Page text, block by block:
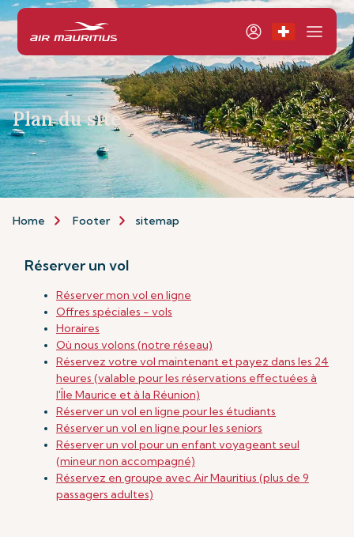
Plan du site
Home Footer sitemap
Réserver un vol
Réserver mon vol en ligne
Offres spéciales - vols
Horaires
Où nous volons (notre réseau)
Réservez votre vol maintenant et payez dans les 24
heures (valable pour les réservations effectuées à
l'Île Maurice et à la Réunion)
Réserver un vol en ligne pour les étudiants
Réserver un vol en ligne pour les seniors
Réserver un vol pour un enfant voyageant seul
(mineur non accompagné)
Réservez en groupe avec Air Mauritius (plus de 9
passagers adultes)